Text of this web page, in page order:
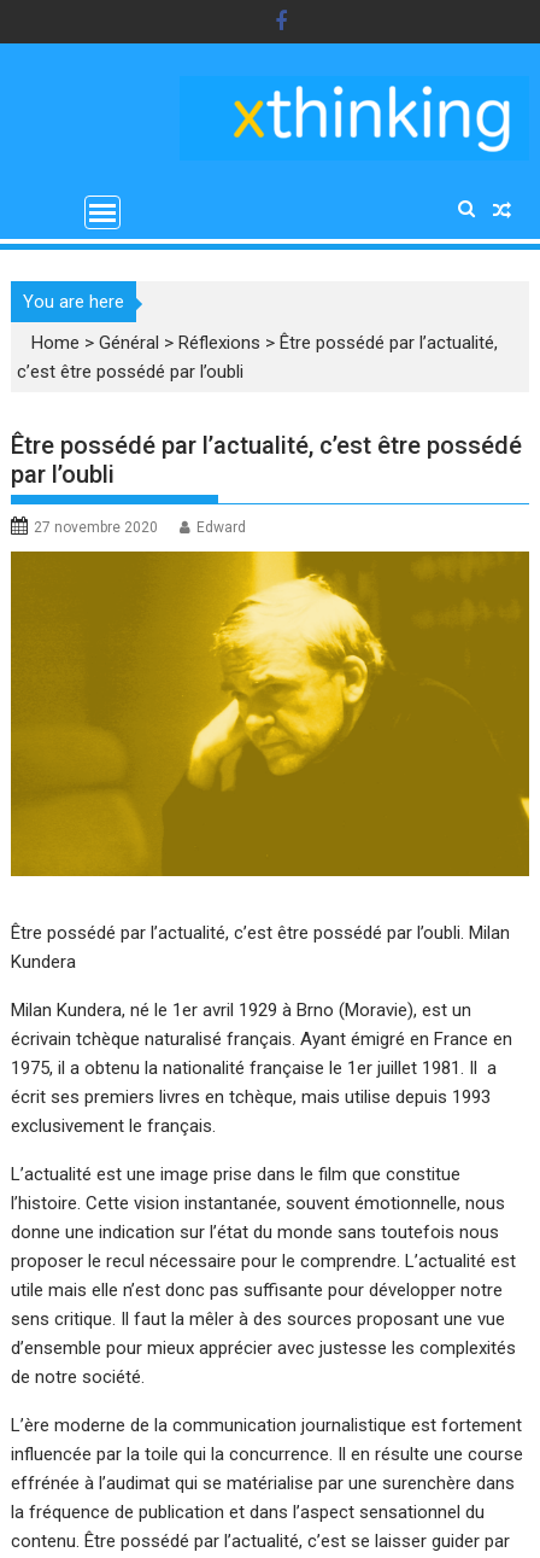
to
You are here
Home >Général >Réflexions >Être possédé par l’actualité,
c’est être possédé par l’oubli
Être possédé par l’actualité, c’est être possédé
par l’oubli
27 novembre 2020 Edward
Être possédé par l’actualité, c’est être possédé par l’oubli. Milan
Kundera
Milan Kundera, né le 1er avril 1929 à Brno (Moravie), est un
écrivain tchèque naturalisé français. Ayant émigré en France en
1975, il a obtenu la nationalité française le 1er juillet 1981. Il a
écrit ses premiers livres en tchèque, mais utilise depuis 1993
exclusivement le français.
L’actualité est une image prise dans le film que constitue
l’histoire. Cette vision instantanée, souvent émotionnelle, nous
donne une indication sur l’état du monde sans toutefois nous
proposer le recul nécessaire pour le comprendre. L’actualité est
utile mais elle n’est donc pas suffisante pour développer notre
sens critique. Il faut la mêler à des sources proposant une vue
d’ensemble pour mieux apprécier avec justesse les complexités
de notre société.
L’ère moderne de la communication journalistique est fortement
influencée par la toile qui la concurrence. Il en résulte une course
effrénée à l’audimat qui se matérialise par une surenchère dans
la fréquence de publication et dans l’aspect sensationnel du
contenu. Être possédé par l’actualité, c’est se laisser guider par